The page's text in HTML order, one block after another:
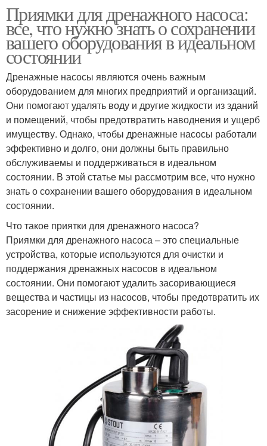
Приямки для дренажного насоса:
все, что нужно знать о сохранении
вашего оборудования в идеальном
состоянии
Дренажные насосы являются очень важным
оборудованием для многих предприятий и организаций.
Они помогают удалять воду и другие жидкости из зданий
и помещений, чтобы предотвратить наводнения и ущерб
имуществу. Однако, чтобы дренажные насосы работали
эффективно и долго, они должны быть правильно
обслуживаемы и поддерживаться в идеальном
состоянии. В этой статье мы рассмотрим все, что нужно
знать о сохранении вашего оборудования в идеальном
состоянии.
Что такое приятки для дренажного насоса?
Приямки для дренажного насоса – это специальные
устройства, которые используются для очистки и
поддержания дренажных насосов в идеальном
состоянии. Они помогают удалить засоривающиеся
вещества и частицы из насосов, чтобы предотвратить их
засорение и снижение эффективности работы.